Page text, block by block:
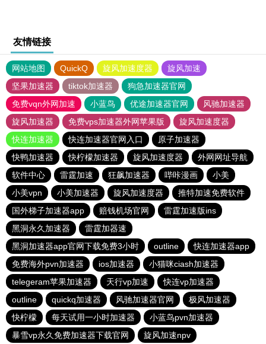
友情链接
网站地图 QuickQ 旋风加速度器
旋风加速
坚果加速器
tiktok加速器
狗急加速器官网
免费vqn外网加速
小蓝鸟 优途加速器官网
风驰加速器
旋风加速器
免费vps加速器外网苹果版
旋风加速度器
快连加速器
快连加速器官网入口
原子加速器
快鸭加速器
快柠檬加速器 旋风加速度器
外网网址导航
软件中心
雷霆加速 狂飙加速器 哔咔漫画
小美
小美vpn
小美加速器 旋风加速度器
推特加速免费软件
国外梯子加速器app
赔钱机场官网
雷霆加速版ins
黑洞永久加速器
雷霆加器速
黑洞加速器app官网下载免费3小时
outline
快连加速器app
免费海外pvn加速器
ios加速器
小猫咪ciash加速器
telegeram苹果加速器
天行vp加速
快连vp加速器
outline
quickq加速器 风驰加速器官网
极风加速器
快柠檬
每天试用一小时加速器
小蓝鸟pvn加速器
暴雪vp永久免费加速器下载官网
旋风加速npv